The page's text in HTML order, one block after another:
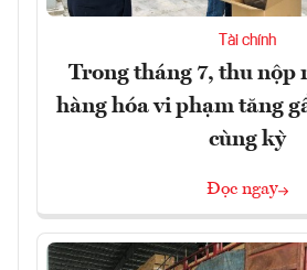
Tài chính
Trong tháng 7, thu nộp
hàng hóa vi phạm tăng
cùng kỳ
Đọc ngay